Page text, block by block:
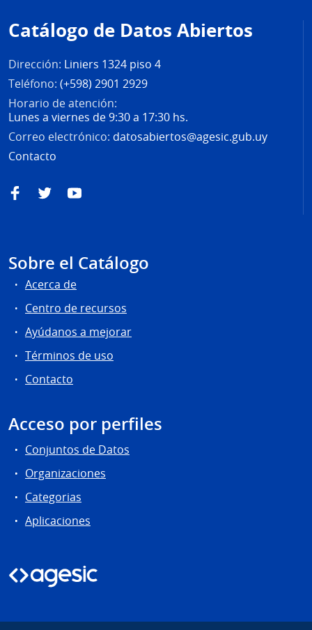
de
página
Catálogo de Datos Abiertos
Dirección: Liniers 1324 piso 4
Teléfono: (+598) 2901 2929
Horario de atención:
Lunes a viernes de 9:30 a 17:30 hs.
Correo electrónico: datosabiertos@agesic.gub.uy
Contacto
FacebookTwitterYouTube
Sobre el Catálogo
Acerca de
Centro de recursos
Ayúdanos a mejorar
Términos de uso
Contacto
Acceso por perfiles
Conjuntos de Datos
Organizaciones
Categorias
Aplicaciones